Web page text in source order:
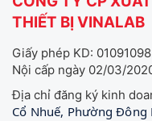
THIẾT BỊ VINALAB
Giấy phép KD:
Nội cấp ngày 02/03/
Địa chỉ đăng ký kinh
Cổ Nhuế, Phường Đông